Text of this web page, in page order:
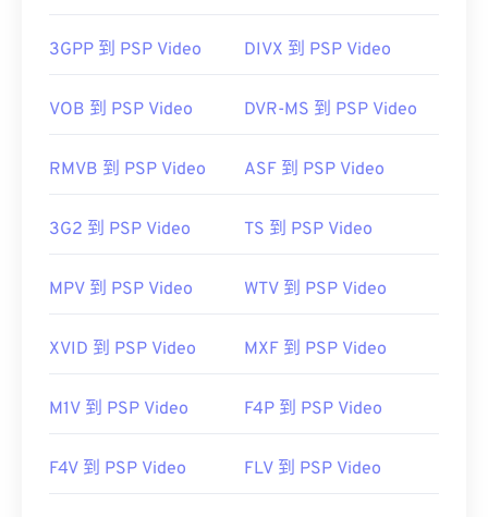
开发者：
首次发行：2001年
https://en.wikipedia.org/wiki/QuickTime_File_Format
CH203-BBCGDDDF
3GPP 到 PSP Video DIVX 到 PSP Video
VOB 到 PSP Video DVR-MS 到 PSP Video
RMVB 到 PSP Video ASF 到 PSP Video
3G2 到 PSP Video TS 到 PSP Video
MPV 到 PSP Video WTV 到 PSP Video
XVID 到 PSP Video MXF 到 PSP Video
M1V 到 PSP Video F4P 到 PSP Video
F4V 到 PSP Video FLV 到 PSP Video